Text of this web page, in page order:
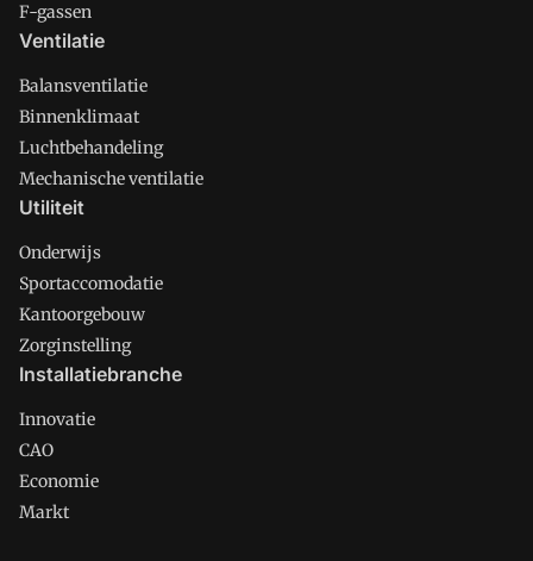
F-gassen
Ventilatie
Balansventilatie
Binnenklimaat
Luchtbehandeling
Mechanische ventilatie
Utiliteit
Onderwijs
Sportaccomodatie
Kantoorgebouw
Zorginstelling
Installatiebranche
Innovatie
CAO
Economie
Markt